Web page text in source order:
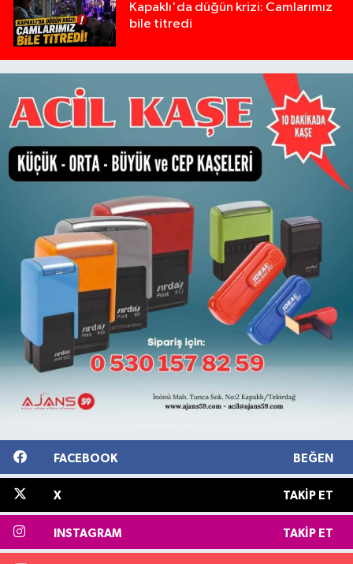
Kapaklı'da düğün krizi: Camlarımız
bile titredi
FACEBOOK BEĞEN
X TAKIP ET
INSTAGRAM TAKIP ET